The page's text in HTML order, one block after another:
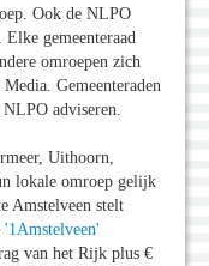
Ook de NLPO
gemeenteraad
omroepen zich
Gemeenteraden
adviseren.
Uithoorn,
lokale omroep gelijk
Amstelveen stelt
'1Amstelveen'
van het Rijk plus €